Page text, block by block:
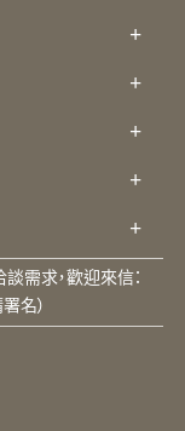
+
+
+
+
+
需求，歡迎來信：
名）